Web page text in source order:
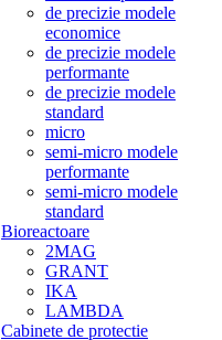
de precizie modele
economice
de precizie modele
performante
de precizie modele
standard
micro
semi-micro modele
performante
semi-micro modele
standard
Bioreactoare
2MAG
GRANT
IKA
LAMBDA
Cabinete de protectie